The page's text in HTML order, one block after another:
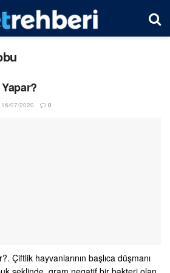
16/07/2020 0
Çiftlik hayvanlarının başlıca düşmanı